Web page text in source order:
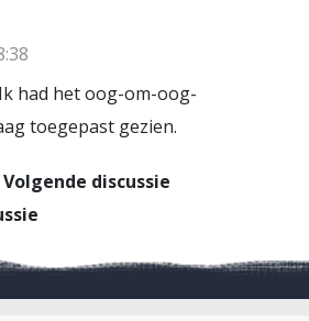
had het oog-om-oog-
toegepast gezien.
Volgende discussie